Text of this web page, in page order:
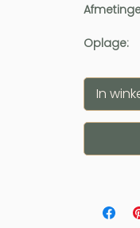
Oplage:
In